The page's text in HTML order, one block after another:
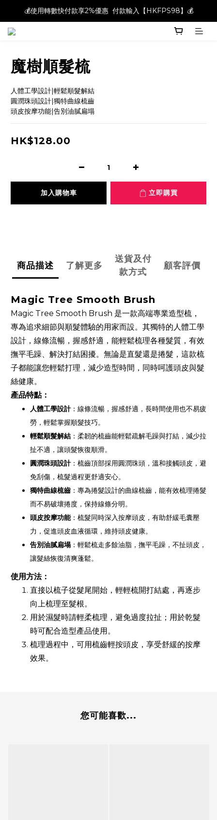
💰使用轉數快付款享2%優惠  付款輸入【HKFPS98】💰
💰使用轉數快付款享2%優惠  付款輸入【HKFPS98】💰
新註冊會員即享$20購物金｜全店滿$400本地免運費📦!
魔樹順髮梳
人體工學設計|輕鬆順髮解結
圓潤珠頭設計|獨特曲線梳齒
頭皮按摩功能|告別油膩扁塌
HK$128.00
加入購物車 立即購買
商品描述 了解更多
送貨及付
款方式
顧客評價
Magic Tree Smooth Brush
Magic Tree Smooth Brush 是一款高端專業造型梳，
專為追求細節與順髮體驗的用家而設。其獨特的人體工學
設計，線條流暢，握感舒適，能輕鬆梳理各種髮質，有效
撫平毛躁、解決打結困擾。無論是直髮還是捲髮，這款梳
子都能讓您輕鬆打理，減少造型時間，同時呵護頭皮與髮
絲健康。
產品特點：
人體工學設計：線條流暢，握感舒適，長時間使用也不易疲
勞，輕鬆掌握順髮技巧。
輕鬆順髮解結 ：柔韌的梳齒能輕鬆疏解毛躁與打結，減少拉
扯不適，讓頭髮恢復順滑。
圓潤珠頭設計：梳齒頂部採用圓潤珠頭，溫和接觸頭皮，避
免刮傷，梳髮過程更舒適安心。
獨特曲線梳齒 ：專為捲髮設計的曲線梳齒，能有效梳理捲髮
而不易破壞捲度，保持線條分明。
頭皮按摩功能：梳髮同時深入按摩頭皮，有助舒緩毛囊壓
力，促進頭皮血液循環，維持頭皮健康。
告別油膩扁塌 ：輕鬆梳走多餘油脂，撫平毛躁，不扯頭皮，
讓髮絲恢復清爽蓬鬆。
使用方法：
直接以梳子從髮尾開始，輕輕梳開打結處，再逐步
向上梳理至髮根。
用於濕髮時請輕柔梳理，避免過度拉扯；用於乾髮
時可配合造型產品使用。
梳理過程中，可用梳齒輕按頭皮，享受舒緩的按摩
效果。
您可能喜歡...